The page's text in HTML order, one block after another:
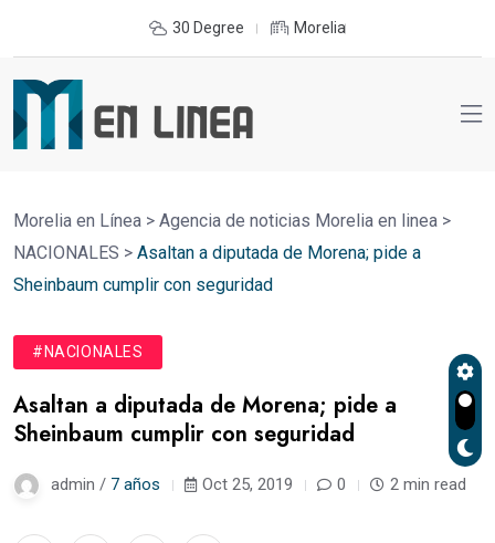
30 Degree Morelia
Morelia en Línea > Agencia de noticias Morelia en linea >
NACIONALES > Asaltan a diputada de Morena; pide a
Sheinbaum cumplir con seguridad
#NACIONALES
Asaltan a diputada de Morena; pide a
Sheinbaum cumplir con seguridad
admin / 7 años Oct 25, 2019 0 2 min read